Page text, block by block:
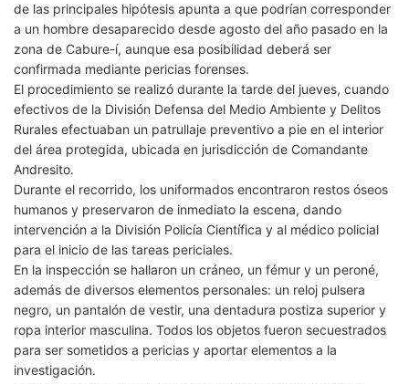
de las principales hipótesis apunta a que podrían corresponder
a un hombre desaparecido desde agosto del año pasado en la
zona de Cabure-í, aunque esa posibilidad deberá ser
confirmada mediante pericias forenses.
El procedimiento se realizó durante la tarde del jueves, cuando
efectivos de la División Defensa del Medio Ambiente y Delitos
Rurales efectuaban un patrullaje preventivo a pie en el interior
del área protegida, ubicada en jurisdicción de Comandante
Andresito.
Durante el recorrido, los uniformados encontraron restos óseos
humanos y preservaron de inmediato la escena, dando
intervención a la División Policía Científica y al médico policial
para el inicio de las tareas periciales.
En la inspección se hallaron un cráneo, un fémur y un peroné,
además de diversos elementos personales: un reloj pulsera
negro, un pantalón de vestir, una dentadura postiza superior y
ropa interior masculina. Todos los objetos fueron secuestrados
para ser sometidos a pericias y aportar elementos a la
investigación.